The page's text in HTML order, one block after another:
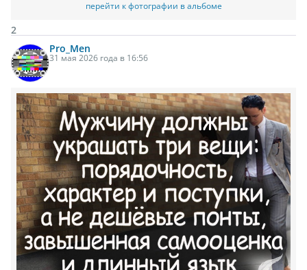
перейти к фотографии в альбоме
2
Pro_Men
31 мая 2026 года в 16:56